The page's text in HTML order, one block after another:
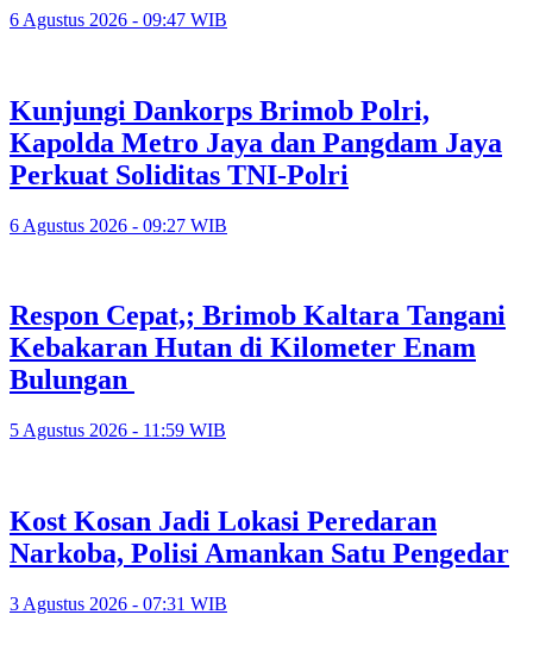
6 Agustus 2026 - 09:47 WIB
Kunjungi Dankorps Brimob Polri,
Kapolda Metro Jaya dan Pangdam Jaya
Perkuat Soliditas TNI-Polri
6 Agustus 2026 - 09:27 WIB
Respon Cepat,; Brimob Kaltara Tangani
Kebakaran Hutan di Kilometer Enam
Bulungan
5 Agustus 2026 - 11:59 WIB
Kost Kosan Jadi Lokasi Peredaran
Narkoba, Polisi Amankan Satu Pengedar
3 Agustus 2026 - 07:31 WIB